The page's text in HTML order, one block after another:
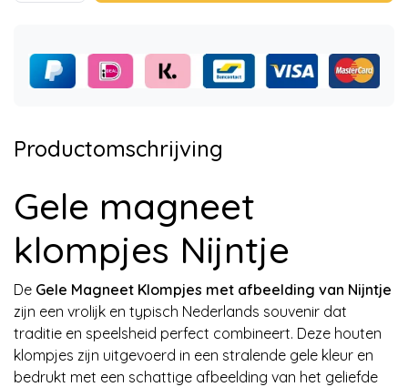
Productomschrijving
Gele magneet
klompjes Nijntje
De Gele Magneet Klompjes met afbeelding van Nijntje
zijn een vrolijk en typisch Nederlands souvenir dat
traditie en speelsheid perfect combineert. Deze houten
klompjes zijn uitgevoerd in een stralende gele kleur en
bedrukt met een schattige afbeelding van het geliefde